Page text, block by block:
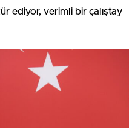
ediyor, verimli bir çalıştay